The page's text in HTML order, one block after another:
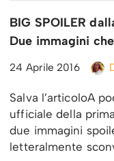
BIG SPOILER
Due immagini
24 Aprile 2016
Salva l’articoloA
ufficiale della
due immagini
letteralmente